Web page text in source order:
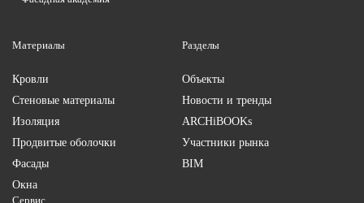
Материалы
Кровли
Стеновые материалы
Изоляция
Продвитые оболочки
Фасады
Окна
Разделы
Объекты
Новости и тренды
ARCHiBOOKs
Участники рынка
BIM
Сервис